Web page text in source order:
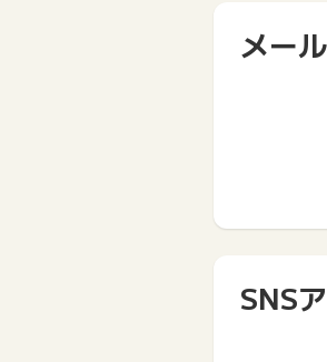
メー
SNS